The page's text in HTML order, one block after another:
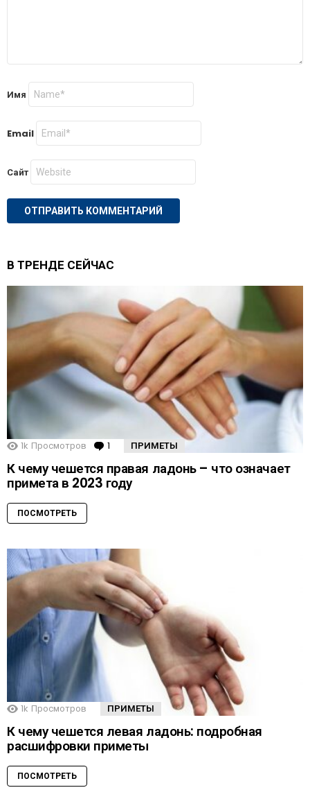
Имя
Email
Сайт
В ТРЕНДЕ СЕЙЧАС
1k Просмотров 1 Comment
ПРИМЕТЫ
К чему чешется правая ладонь – что означает
примета в 2023 году
ПОСМОТРЕТЬ
1k Просмотров ПРИМЕТЫ
К чему чешется левая ладонь: подробная
расшифровки приметы
ПОСМОТРЕТЬ